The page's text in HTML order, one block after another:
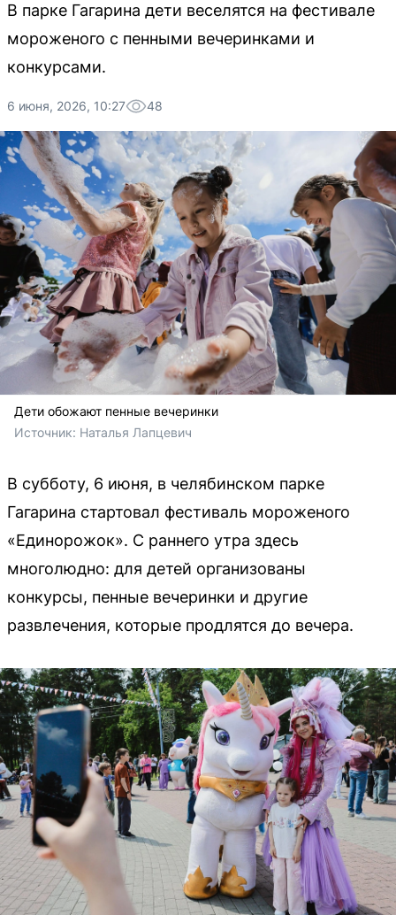
В парке Гагарина дети веселятся на фестивале
мороженого с пенными вечеринками и
конкурсами.
6 июня, 2026, 10:27 48
Дети обожают пенные вечеринки
Источник: Наталья Лапцевич
В субботу, 6 июня, в челябинском парке
Гагарина стартовал фестиваль мороженого
«Единорожок». С раннего утра здесь
многолюдно: для детей организованы
конкурсы, пенные вечеринки и другие
развлечения, которые продлятся до вечера.